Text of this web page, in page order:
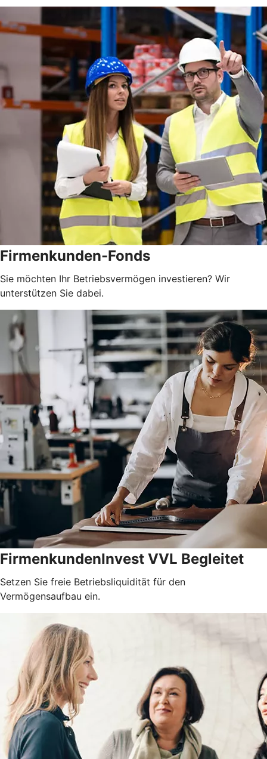
Firmenkunden-Fonds
Sie möchten Ihr Betriebsvermögen investieren? Wir
unterstützen Sie dabei.
FirmenkundenInvest VVL Begleitet
Setzen Sie freie Betriebsliquidität für den
Vermögensaufbau ein.